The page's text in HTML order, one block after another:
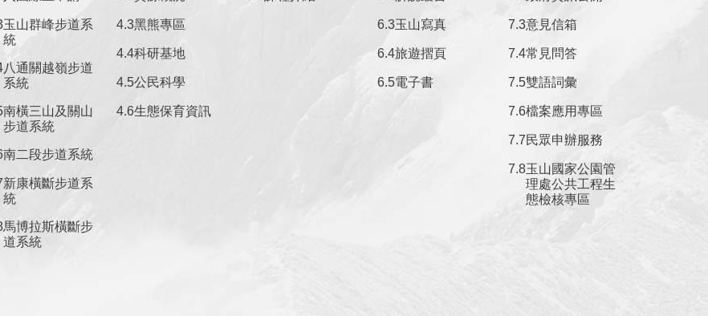
玉山群峰步道系
統
八通關越嶺步道
系統
南橫三山及關山
步道系統
南二段步道系統
新康橫斷步道系
統
馬博拉斯橫斷步
道系統
黑熊專區
科研基地
公民科學
生態保育資訊
玉山寫真
旅遊摺頁
電子書
意見信箱
常見問答
雙語詞彙
檔案應用專區
民眾申辦服務
玉山國家公園管
理處公共工程生
態檢核專區